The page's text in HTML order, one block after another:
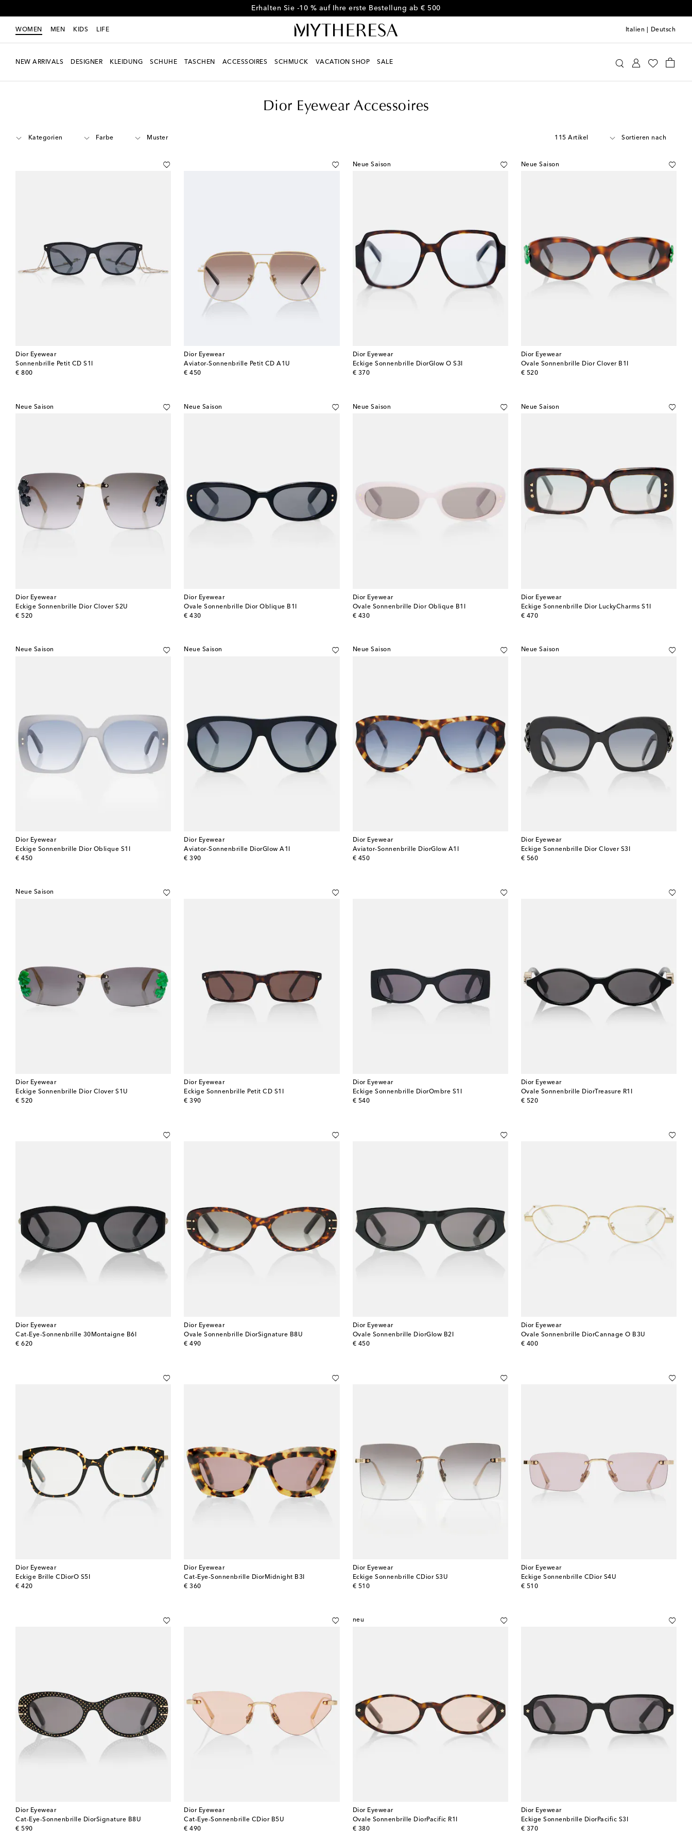
Code FIRST10 für -10 % auf ausgewählte Styles
WOMEN MEN KIDS LIFE Italien Deutsch
NEW ARRIVALS DESIGNER KLEIDUNG SCHUHE TASCHEN ACCESSOIRES SCHMUCK VACATION SHOP SALE
Dior Eyewear Accessoires
Kategorien Farbe Muster 115 Artikel Sortieren nach
Dior Eyewear
Sonnenbrille Petit CD S1I
€ 800
original price
Dior Eyewear
Aviator-Sonnenbrille Petit CD A1U
€ 450
original price
Neue Saison
Dior Eyewear
Eckige Sonnenbrille DiorGlow O S3I
€ 370
original price
Neue Saison
Dior Eyewear
Ovale Sonnenbrille Dior Clover B1I
€ 520
original price
Neue Saison
Dior Eyewear
Eckige Sonnenbrille Dior Clover S2U
€ 520
original price
Neue Saison
Dior Eyewear
Ovale Sonnenbrille Dior Oblique B1I
€ 430
original price
Neue Saison
Dior Eyewear
Ovale Sonnenbrille Dior Oblique B1I
€ 430
original price
Neue Saison
Dior Eyewear
Eckige Sonnenbrille Dior LuckyCharms S1I
€ 470
original price
Neue Saison
Dior Eyewear
Eckige Sonnenbrille Dior Oblique S1I
€ 450
original price
Neue Saison
Dior Eyewear
Aviator-Sonnenbrille DiorGlow A1I
€ 390
original price
Neue Saison
Dior Eyewear
Aviator-Sonnenbrille DiorGlow A1I
€ 450
original price
Neue Saison
Dior Eyewear
Eckige Sonnenbrille Dior Clover S3I
€ 560
original price
Neue Saison
Dior Eyewear
Eckige Sonnenbrille Dior Clover S1U
€ 520
original price
Dior Eyewear
Eckige Sonnenbrille Petit CD S1I
€ 390
original price
Dior Eyewear
Eckige Sonnenbrille DiorOmbre S1I
€ 540
original price
Dior Eyewear
Ovale Sonnenbrille DiorTreasure R1I
€ 520
original price
Dior Eyewear
Cat-Eye-Sonnenbrille 30Montaigne B6I
€ 620
original price
Dior Eyewear
Ovale Sonnenbrille DiorSignature B8U
€ 490
original price
Dior Eyewear
Ovale Sonnenbrille DiorGlow B2I
€ 450
original price
Dior Eyewear
Ovale Sonnenbrille DiorCannage O B3U
€ 400
original price
Dior Eyewear
Eckige Brille CDiorO S5I
€ 420
original price
Dior Eyewear
Cat-Eye-Sonnenbrille DiorMidnight B3I
€ 360
original price
Dior Eyewear
Eckige Sonnenbrille CDior S3U
€ 510
original price
Dior Eyewear
Eckige Sonnenbrille CDior S4U
€ 510
original price
Dior Eyewear
Cat-Eye-Sonnenbrille DiorSignature B8U
€ 590
original price
Dior Eyewear
Cat-Eye-Sonnenbrille CDior B5U
€ 490
original price
neu
Dior Eyewear
Ovale Sonnenbrille DiorPacific R1I
€ 380
original price
Dior Eyewear
Eckige Sonnenbrille DiorPacific S3I
€ 370
original price